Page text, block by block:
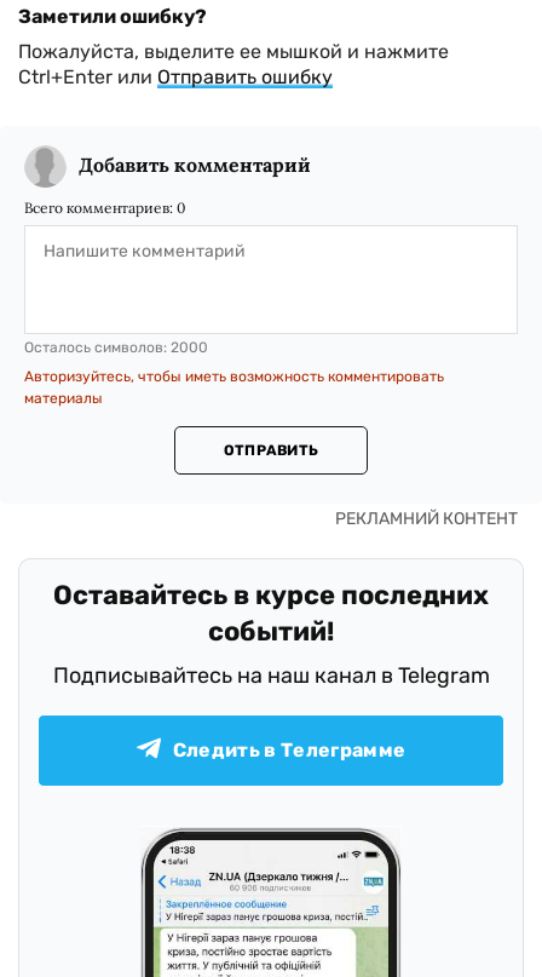
Заметили ошибку?
Пожалуйста, выделите ее мышкой и нажмите
Ctrl+Enter или Отправить ошибку
Добавить комментарий
Всего комментариев: 0
Осталось символов: 2000
Авторизуйтесь, чтобы иметь возможность комментировать
материалы
ОТПРАВИТЬ
Оставайтесь в курсе последних
событий!
Подписывайтесь на наш канал в Telegram
Следить в Телеграмме